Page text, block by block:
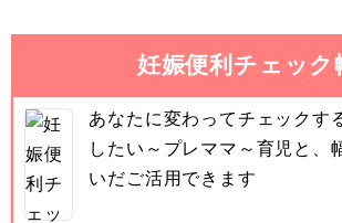
妊娠便利チェック
あなたに変わってチェックす
したい～プレママ～育児と、
いだご活用できます